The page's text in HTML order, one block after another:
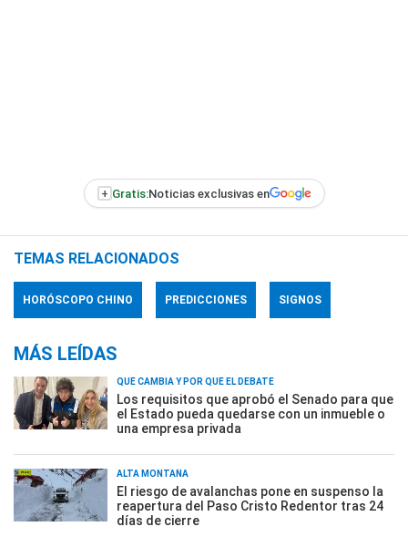
+ Gratis:Noticias exclusivas en
TEMAS RELACIONADOS
HORÓSCOPO CHINO PREDICCIONES SIGNOS
MÁS LEÍDAS
QUÉ CAMBIA Y POR QUÉ EL DEBATE
Los requisitos que aprobó el Senado para que
el Estado pueda quedarse con un inmueble o
una empresa privada
ALTA MONTAÑA
El riesgo de avalanchas pone en suspenso la
reapertura del Paso Cristo Redentor tras 24
días de cierre